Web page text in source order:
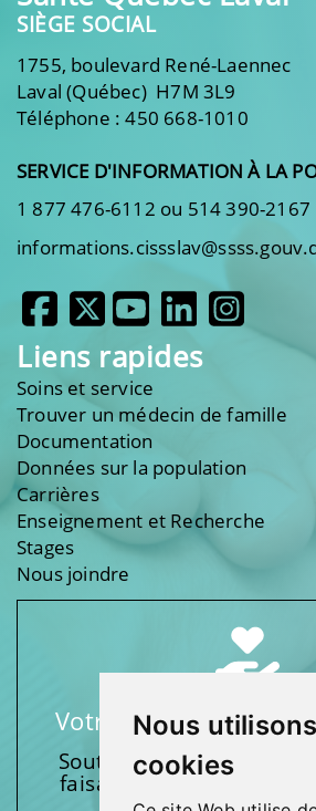
Nous
cookies
SIÈGE SOCIAL
1755, boulevard René-Laennec
Laval (Québec) H7M 3L9
Téléphone : 450 668-1010
SERVICE D'INFORMATION À LA
1 877 476-6112 ou 514 390-2167
Liens rapides
Soins et service
Trouver un médecin de famille
Documentation
Données sur la population
Carrières
Enseignement et Recherche
Stages
Nous joindre
Votre soutien fait une
Soutenez l’une de nos
faisant un don et en
activités.